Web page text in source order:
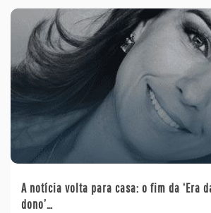
A notícia volta para casa: o fim da ‘Era
dono’…